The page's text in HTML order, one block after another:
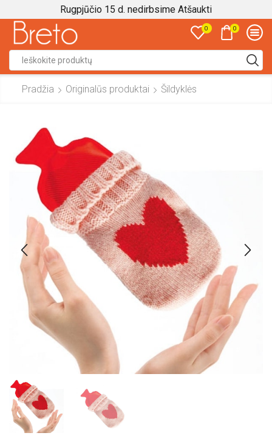
Rugpjūčio 15 d. nedirbsime Atšaukti
0 0
input
Pradžia Originalūs produktai Šildyklės